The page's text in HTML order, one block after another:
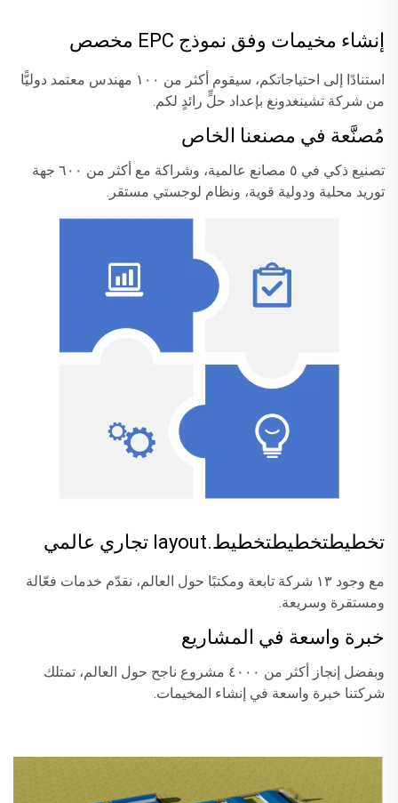
إنشاء مخيمات وفق نموذج EPC مخصص
استنادًا إلى احتياجاتكم، سيقوم أكثر من ١٠٠ مهندس معتمد دوليًّا
من شركة تشينغدونغ بإعداد حلٍّ رائدٍ لكم.
مُصنَّعة في مصنعنا الخاص
تصنيع ذكي في ٥ مصانع عالمية، وشراكة مع أكثر من ٦٠٠ جهة
توريد محلية ودولية قوية، ونظام لوجستي مستقر.
تخطيطتخطيطتخطيط.layout تجاري عالمي
مع وجود ١٣ شركة تابعة ومكتبًا حول العالم، نقدّم خدمات فعّالة
ومستقرة وسريعة.
خبرة واسعة في المشاريع
وبفضل إنجاز أكثر من ٤٠٠٠ مشروع ناجح حول العالم، تمتلك
شركتنا خبرة واسعة في إنشاء المخيمات.